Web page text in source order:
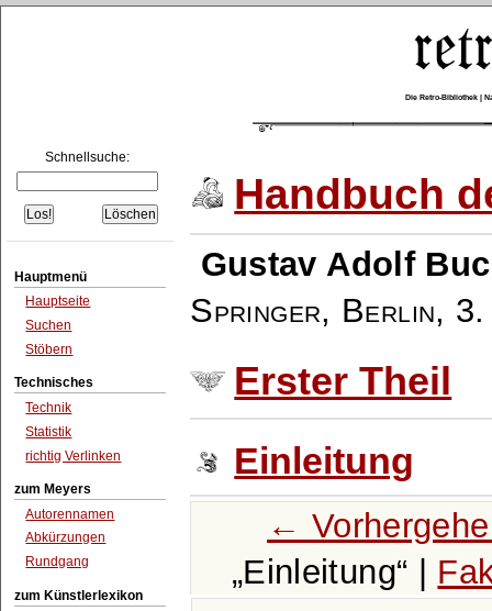
Die Retro-Bibliothek |
Schnellsuche:
Hauptmenü
Hauptseite
Suchen
Stöbern
Technisches
Technik
Statistik
richtig Verlinken
zum Meyers
Autorennamen
Abkürzungen
Rundgang
zum Künstlerlexikon
Handbuch
Gustav Adolf
Springer, Berlin,
Erster Theil
Einleitung
←
Einleitung
|